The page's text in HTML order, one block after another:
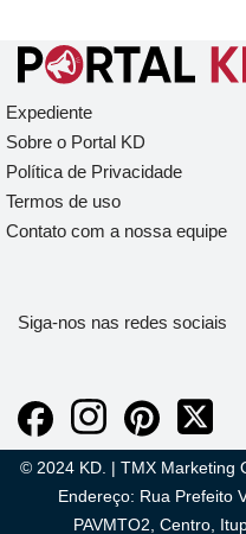
Expediente
Sobre o Portal KD
Política de Privacidade
Termos de uso
Contato com a nossa equipe
Siga-nos nas redes sociais
© 2024 KD. | TMX Marketing
Endereço: Rua Prefeito
PAVMTO2, Centro,